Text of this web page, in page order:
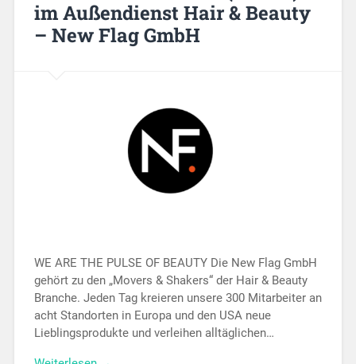
im Außendienst Hair & Beauty
– New Flag GmbH
WE ARE THE PULSE OF BEAUTY Die New Flag GmbH
gehört zu den „Movers & Shakers“ der Hair & Beauty
Branche. Jeden Tag kreieren unsere 300 Mitarbeiter an
acht Standorten in Europa und den USA neue
Lieblingsprodukte und verleihen alltäglichen…